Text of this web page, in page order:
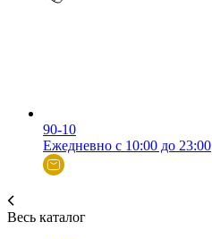
90-10
Ежедневно с 10:00 до 23:00
Весь каталог